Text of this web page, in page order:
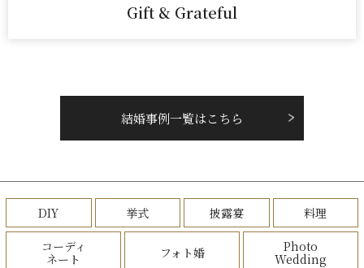
Gift & Grateful
結婚事例一覧はこちら
DIY 挙式 披露宴 料理
コーディ
ネート
フォト婚
Photo
Wedding